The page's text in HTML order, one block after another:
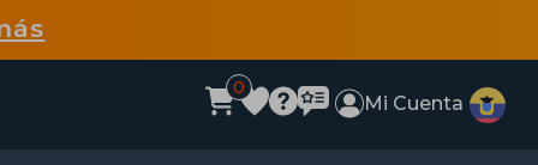
0
Mi Cuenta